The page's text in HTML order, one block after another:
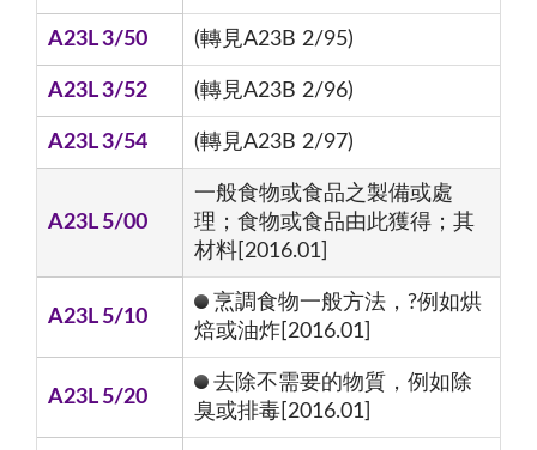
A23L 3/50 (轉見A23B 2/95)
A23L 3/52 (轉見A23B 2/96)
A23L 3/54 (轉見A23B 2/97)
A23L 5/00
一般食物或食品之製備或處
理；食物或食品由此獲得；其
材料[2016.01]
A23L 5/10
烹調食物一般方法，?例如烘
焙或油炸[2016.01]
A23L 5/20
去除不需要的物質，例如除
臭或排毒[2016.01]